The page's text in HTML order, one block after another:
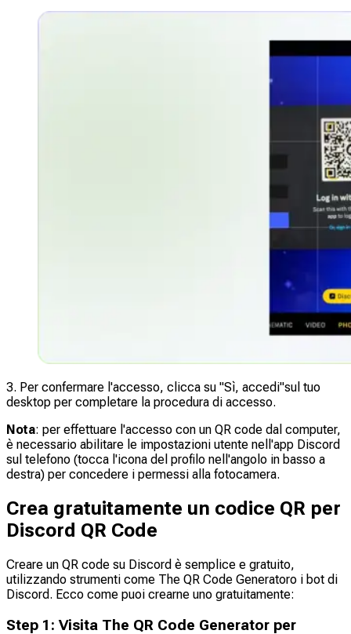
3. Per confermare l'accesso, clicca su "Sì, accedi"sul tuo
desktop per completare la procedura di accesso.
Nota: per effettuare l'accesso con un QR code dal computer,
è necessario abilitare le impostazioni utente nell'app Discord
sul telefono (tocca l'icona del profilo nell'angolo in basso a
destra) per concedere i permessi alla fotocamera.
Crea gratuitamente un codice QR per
Discord QR Code
Creare un QR code su Discord è semplice e gratuito,
utilizzando strumenti come The QR Code Generatoro i bot di
Discord. Ecco come puoi crearne uno gratuitamente:
Step 1 : Visita The QR Code Generator per